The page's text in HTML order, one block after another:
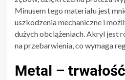
Minusem tego materiału jest
uszkodzenia mechaniczne i
dużych obciążeniach. Akryl jest
na przebarwienia, co wymaga
Metal –